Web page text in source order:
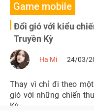
Game mobile
Đổi gió với kiểu
Truyền Kỳ
Ha Mi 24/03/
Thay vì chỉ đi theo
gió với những chiến
Kỳ.